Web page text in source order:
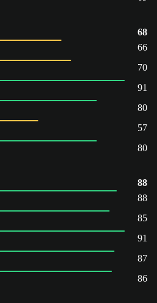
68
66
70
91
80
57
80
88
88
85
91
87
86